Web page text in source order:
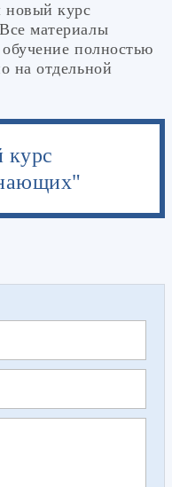
новый курс
материалы
полностью
на отдельной
курс